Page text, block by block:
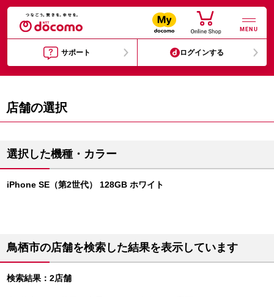
MENU
サポート ログインする
店舗の選択
選択した機種・カラー
iPhone SE（第2世代） 128GB ホワイト
鳥栖市の店舗を検索した結果を表示しています
検索結果：2店舗